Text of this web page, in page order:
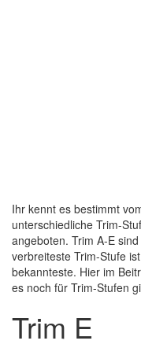
Ihr kennt es bestimmt
unterschiedliche Trim-
angeboten. Trim A-E
verbreiteste Trim-Stufe
bekannteste. Hier im
es noch für Trim-Stufen
Trim E